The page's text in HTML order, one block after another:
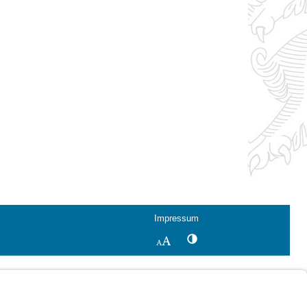
Impressum
SchriftgrößeKontrastwechsel